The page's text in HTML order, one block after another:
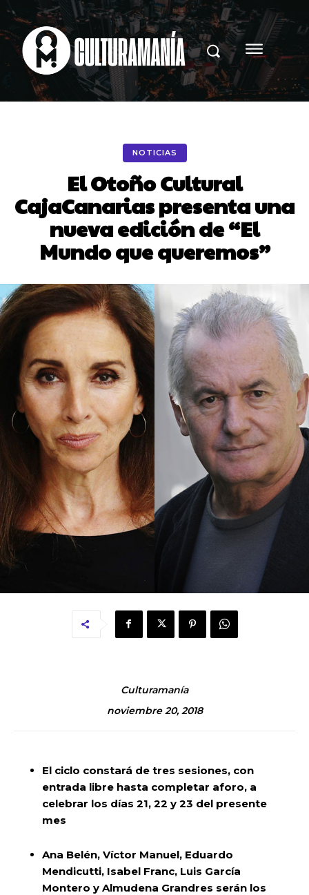
NOTICIAS
El Otoño Cultural
CajaCanarias presenta una
nueva edición de “El
Mundo que queremos”
Culturamanía
noviembre 20, 2018
El ciclo constará de tres sesiones, con
entrada libre hasta completar aforo, a
celebrar los días 21, 22 y 23 del presente
mes
Ana Belén, Víctor Manuel, Eduardo
Mendicutti, Isabel Franc, Luis García
Montero y Almudena Grandres serán los